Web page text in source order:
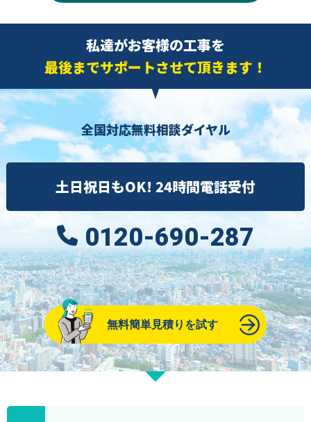
私達がお客様の工事を
最後までサポートさせて頂きます！
全国対応無料相談ダイヤル
土日祝日もOK! 24時間電話受付
0120-690-287
無料簡単見積りを試す